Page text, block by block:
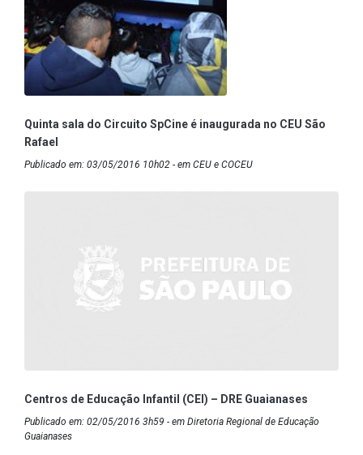
Quinta sala do Circuito SpCine é inaugurada no CEU São
Rafael
Publicado em: 03/05/2016 10h02 - em CEU e COCEU
Centros de Educação Infantil (CEI) – DRE Guaianases
Publicado em: 02/05/2016 3h59 - em Diretoria Regional de Educação
Guaianases